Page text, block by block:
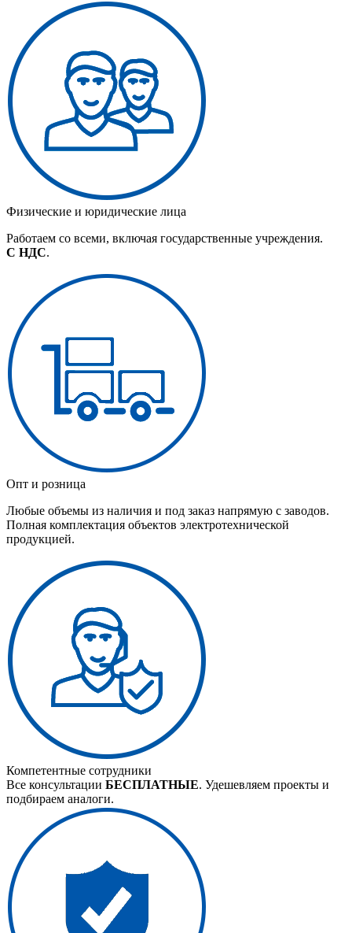
Физические и юридические лица
Работаем со всеми, включая государственные учреждения.
С НДС.
Опт и розница
Любые объемы из наличия и под заказ напрямую с заводов.
Полная комплектация объектов электротехнической
продукцией.
Компетентные сотрудники
Все консультации БЕСПЛАТНЫЕ. Удешевляем проекты и
подбираем аналоги.